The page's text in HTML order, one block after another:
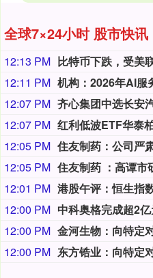
全球7×24小时 股市快讯
12:13 PM 比特币下跌，受美
12:11 PM 机构：2026年AI服
12:07 PM 齐心集团中选长安
12:07 PM
12:05 PM
12:05 PM
12:01 PM
12:00 PM 中科奥格完成超2
12:00 PM
12:00 PM 东方锆业：向特定